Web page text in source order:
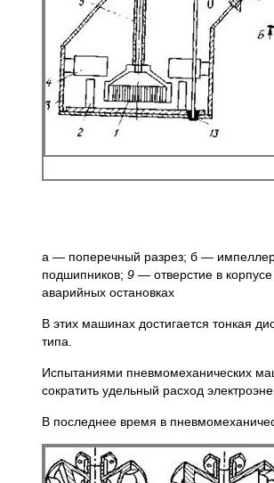
а — поперечный разрез; б —
подшипников; 9 — отверстие в
аварийных остановках
В этих машинах достигается тонкая
типа.
Испытаниями пневмомеханических
сократить удельный расход
В последнее время в